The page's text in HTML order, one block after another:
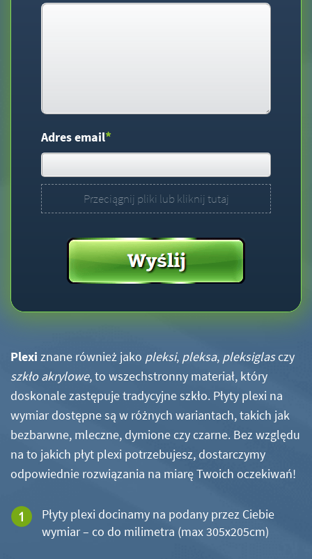
Adres email*
Przeciągnij pliki lub kliknij tutaj
Plexi znane również jako pleksi, pleksa, pleksiglasczy
szkło akrylowe, to wszechstronny materiał, który
doskonale zastępuje tradycyjne szkło. Płyty plexi na
wymiar dostępne są w różnych wariantach, takich jak
bezbarwne, mleczne, dymione czy czarne. Bez względu
na to jakich płyt plexi potrzebujesz, dostarczymy
odpowiednie rozwiązania na miarę Twoich oczekiwań!
Płyty plexi docinamy na podany przez Ciebie
wymiar – co do milimetra (max 305x205cm)